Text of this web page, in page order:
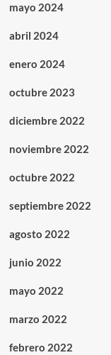
mayo 2024
abril 2024
enero 2024
octubre 2023
diciembre 2022
noviembre 2022
octubre 2022
septiembre 2022
agosto 2022
junio 2022
mayo 2022
marzo 2022
febrero 2022